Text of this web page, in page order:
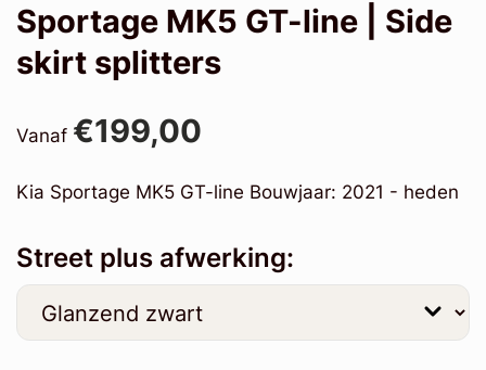
Sportage MK5 GT-line | Side
skirt splitters
Vanaf €199,00
Kia Sportage MK5 GT-line Bouwjaar: 2021 - heden
Street plus afwerking: